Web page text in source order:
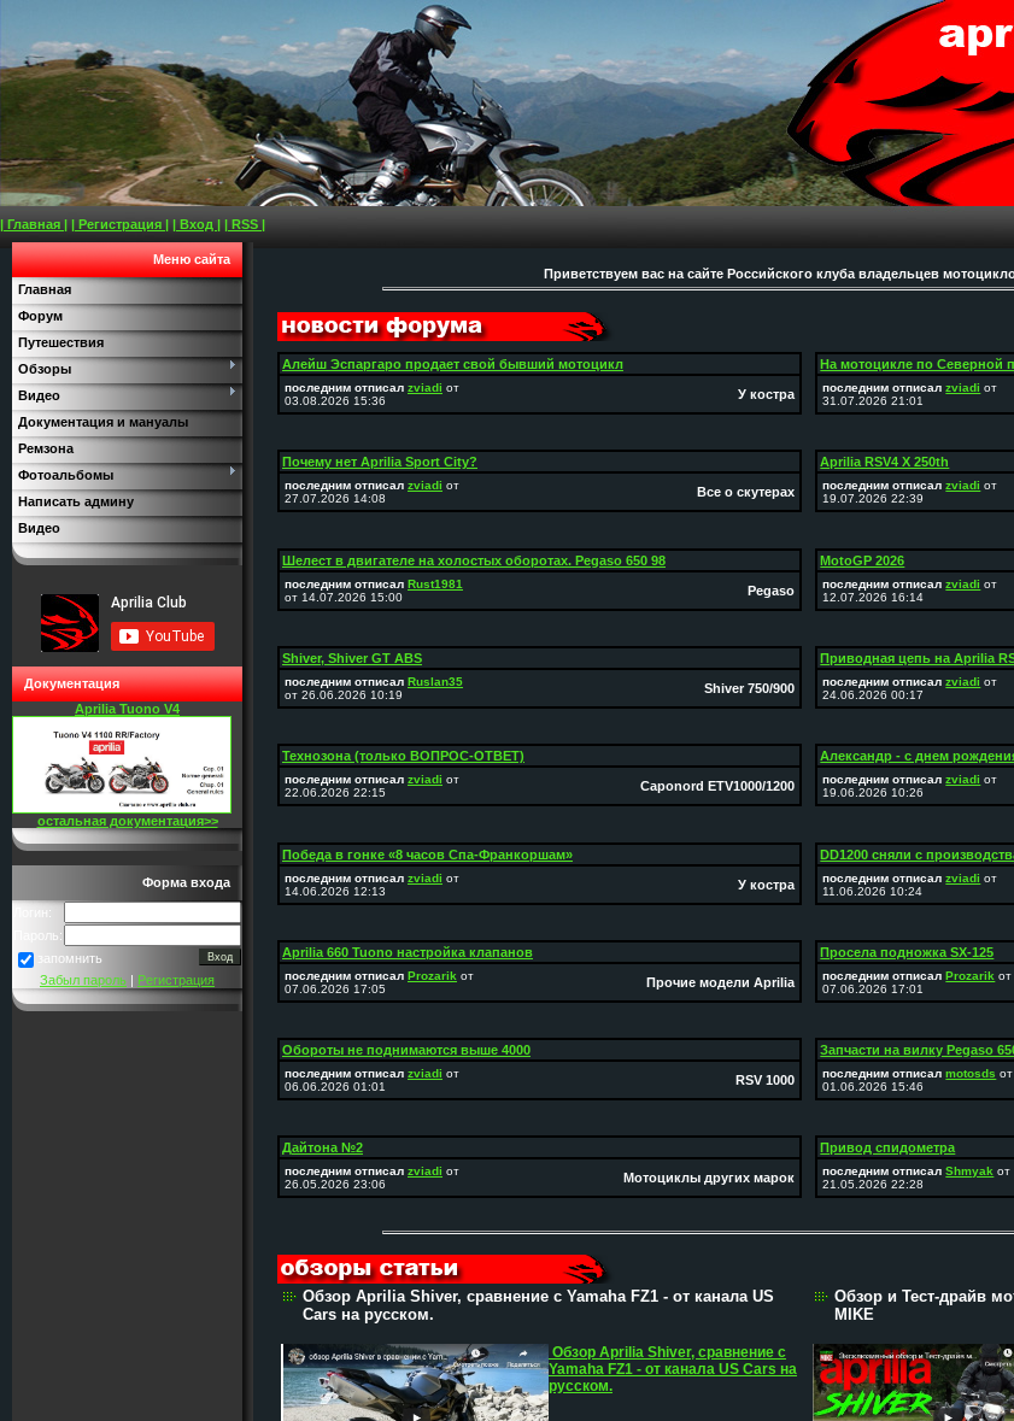
| Главная | | Регистрация | | Вход | | RSS |
Меню сайта
Главная
Форум
Путешествия
Обзоры
Видео
Документация и мануалы
Ремзона
Фотоальбомы
Написать админу
Видео
Документация
Aprilia Tuono V4
остальная документация>>
Форма входа
Логин:
Пароль:
запомнить
Забыл пароль | Регистрация
Приветствуем вас на сайте Российского клуба владельцев
Алейш Эспаргаро продает свой бывший мотоцикл
последним отписал zviadi от
03.08.2026 15:36
У костра
На мотоцикле по Северной
последним отписалzviadi от
31.07.2026 21:01
Почему нет Aprilia Sport City?
последним отписал zviadi от
27.07.2026 14:08
Все о скутерах
Aprilia RSV4 X 250th
последним отписалzviadi от
19.07.2026 22:39
Шелест в двигателе на холостых оборотах. Pegaso 650 98
последним отписал Rust1981
от 14.07.2026 15:00
Pegaso
MotoGP 2026
последним отписалzviadi от
12.07.2026 16:14
Shiver, Shiver GT ABS
последним отписал Ruslan35
от 26.06.2026 10:19
Shiver 750/900
Приводная цепь на Aprilia
последним отписалzviadi от
24.06.2026 00:17
Технозона (только ВОПРОС-ОТВЕТ)
последним отписал zviadi от
22.06.2026 22:15
Caponord ETV1000/1200
Александр - с днем
последним отписалzviadi от
19.06.2026 10:26
Победа в гонке «8 часов Спа-Франкоршам»
последним отписал zviadi от
14.06.2026 12:13
У костра
DD1200 сняли с
последним отписалzviadi от
11.06.2026 10:24
Aprilia 660 Tuono настройка клапанов
последним отписал Prozarik от
07.06.2026 17:05
Прочие модели Aprilia
Просела подножка SX-125
последним отписалProzarik от
07.06.2026 17:01
Обороты не поднимаются выше 4000
последним отписал zviadi от
06.06.2026 01:01
RSV 1000
Запчасти на вилку Pegaso
последним отписалmotosds от
01.06.2026 15:46
Дайтона №2
последним отписал zviadi от
26.05.2026 23:06
Мотоциклы других марок
Привод спидометра
последним отписалShmyak от
21.05.2026 22:28
Обзор Aprilia Shiver, сравнение с Yamaha FZ1 - от канала US
Cars на русском.
Обзор Aprilia Shiver, сравнение с
Yamaha FZ1 - от канала US Cars на
русском.
Обзор и Тест-драйв
MIKE